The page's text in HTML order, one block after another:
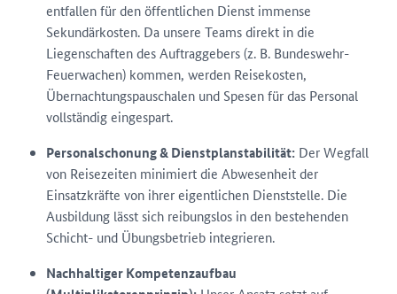
entfallen für den öffentlichen Dienst immense
Sekundärkosten. Da unsere Teams direkt in die
Liegenschaften des Auftraggebers (z. B. Bundeswehr-
Feuerwachen) kommen, werden Reisekosten,
Übernachtungspauschalen und Spesen für das Personal
vollständig eingespart.
Personalschonung & Dienstplanstabilität: Der Wegfall
von Reisezeiten minimiert die Abwesenheit der
Einsatzkräfte von ihrer eigentlichen Dienststelle. Die
Ausbildung lässt sich reibungslos in den bestehenden
Schicht- und Übungsbetrieb integrieren.
Nachhaltiger Kompetenzaufbau